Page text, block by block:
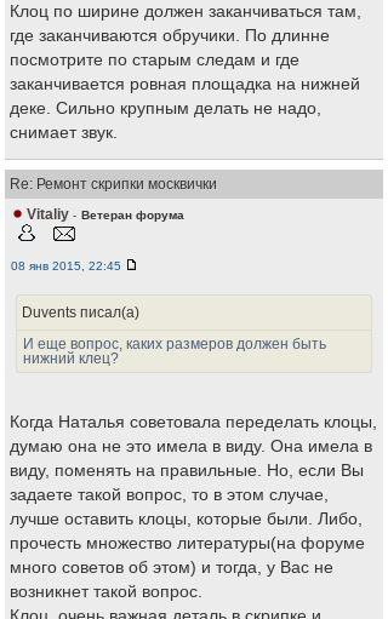
Клоц по ширине должен заканчиваться там,
где заканчиваются обручики. По длинне
посмотрите по старым следам и где
заканчивается ровная площадка на нижней
деке. Сильно крупным делать не надо,
снимает звук.
Re: Ремонт скрипки москвички
Vitaliy - Ветеран форума
08 янв 2015, 22:45
Duvents писал(а)
И еще вопрос, каких размеров должен быть
нижний клец?
Когда Наталья советовала переделать клоцы,
думаю она не это имела в виду. Она имела в
виду, поменять на правильные. Но, если Вы
задаете такой вопрос, то в этом случае,
лучше оставить клоцы, которые были. Либо,
прочесть множество литературы(на форуме
много советов об этом) и тогда, у Вас не
возникнет такой вопрос.